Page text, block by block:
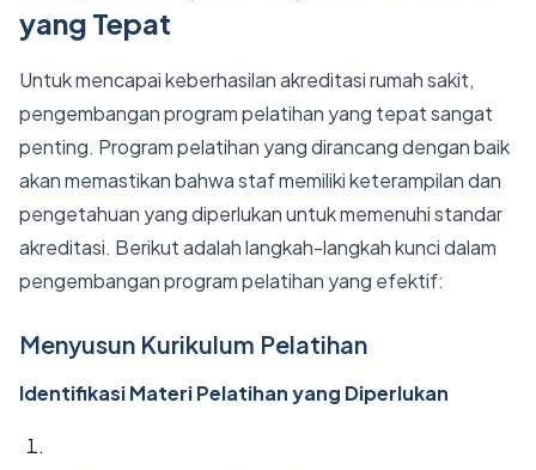
yang Tepat
Untuk mencapai keberhasilan akreditasi rumah sakit,
pengembangan program pelatihan yang tepat sangat
penting. Program pelatihan yang dirancang dengan baik
akan memastikan bahwa staf memiliki keterampilan dan
pengetahuan yang diperlukan untuk memenuhi standar
akreditasi. Berikut adalah langkah-langkah kunci dalam
pengembangan program pelatihan yang efektif:
Menyusun Kurikulum Pelatihan
Identifikasi Materi Pelatihan yang Diperlukan